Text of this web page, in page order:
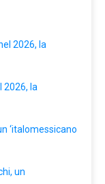
2026, la
2026, la
‘italomessicano
un